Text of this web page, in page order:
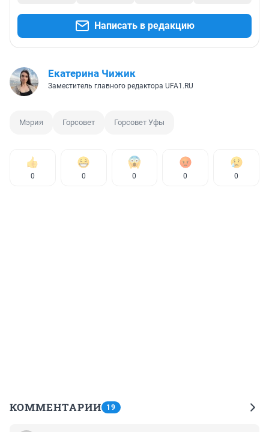
Написать в редакцию
Екатерина Чижик
Заместитель главного редактора UFA1.RU
Мэрия Горсовет Горсовет Уфы
0 0 0 0 0
КОММЕНТАРИИ 19